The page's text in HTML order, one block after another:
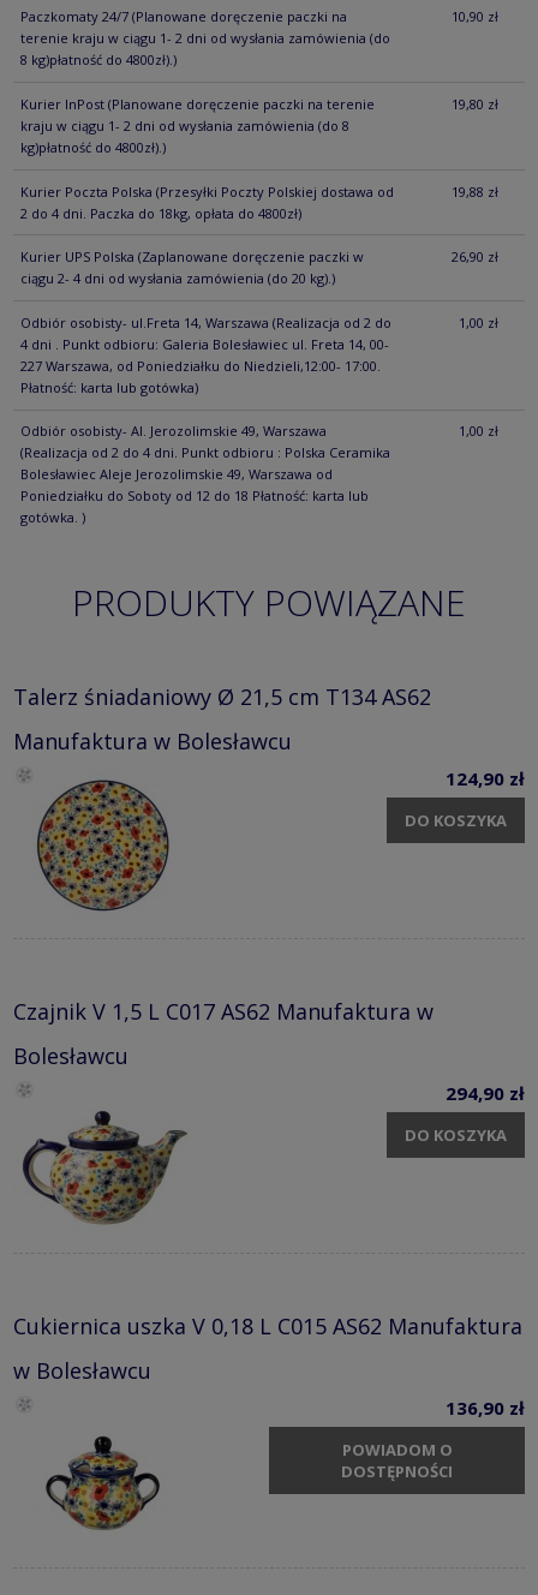
Paczkomaty 24/7 (Planowane doręczenie paczki na
terenie kraju w ciągu 1- 2 dni od wysłania zamówienia (do
8 kg)płatność do 4800zł).)
10,90 zł
Kurier InPost (Planowane doręczenie paczki na terenie
kraju w ciągu 1- 2 dni od wysłania zamówienia (do 8
kg)płatność do 4800zł).)
19,80 zł
Kurier Poczta Polska (Przesyłki Poczty Polskiej dostawa od
2 do 4 dni. Paczka do 18kg, opłata do 4800zł)
19,88 zł
Kurier UPS Polska (Zaplanowane doręczenie paczki w
ciągu 2- 4 dni od wysłania zamówienia (do 20 kg).)
26,90 zł
Odbiór osobisty- ul.Freta 14, Warszawa (Realizacja od 2 do
4 dni . Punkt odbioru: Galeria Bolesławiec ul. Freta 14, 00-
227 Warszawa, od Poniedziałku do Niedzieli,12:00- 17:00.
Płatność: karta lub gotówka)
1,00 zł
Odbiór osobisty- Al. Jerozolimskie 49, Warszawa
(Realizacja od 2 do 4 dni. Punkt odbioru : Polska Ceramika
Bolesławiec Aleje Jerozolimskie 49, Warszawa od
Poniedziałku do Soboty od 12 do 18 Płatność: karta lub
gotówka. )
1,00 zł
PRODUKTY POWIĄZANE
Talerz śniadaniowy Ø 21,5 cm T134 AS62
Manufaktura w Bolesławcu
124,90 zł
DO KOSZYKA
Czajnik V 1,5 L C017 AS62 Manufaktura w
Bolesławcu
294,90 zł
DO KOSZYKA
Cukiernica uszka V 0,18 L C015 AS62 Manufaktura
w Bolesławcu
136,90 zł
POWIADOM O
DOSTĘPNOŚCI